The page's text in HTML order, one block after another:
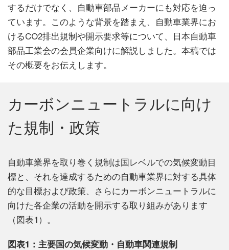
するだけでなく、自動車部品メーカーにも対応を迫っ
ています。このような背景を踏まえ、自動車業界にお
けるCO2排出規制や開示要求等について、日本自動車
部品工業会の会員企業向けに解説しました。本稿では
その概要をお伝えします。
カーボンニュートラルに向け
た規制・政策
自動車業界を取り巻く規制は国レベルでの気候変動目
標と、それを達成するための自動車業界に対する具体
的な目標および政策、さらにカーボンニュートラルに
向けた各企業の活動を開示する取り組みがあります
（図表1）。
図表1：主要国の気候変動・自動車関連規制